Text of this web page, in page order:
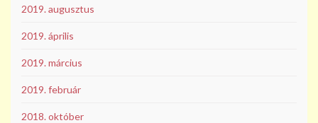
2019. augusztus
2019. április
2019. március
2019. február
2018. október